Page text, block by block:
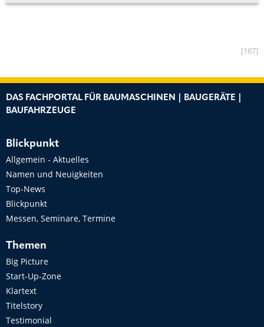
[187]
DAS FACHPORTAL FÜR BAUMASCHINEN | BAUGERÄTE |
BAUFAHRZEUGE
Blickpunkt
Allgemein - Aktuelles
Namen und Neuigkeiten
Top-News
Blickpunkt
Messen, Seminare, Termine
Themen
Big Picture
Start-Up-Zone
Klartext
Titelstory
Testimonial